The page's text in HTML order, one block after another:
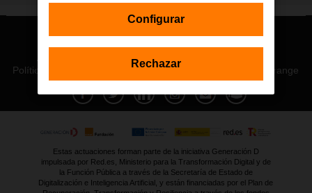
Lectura accesible: Confort+
Política de privacidad
Política de cookies Orange
Estas actuaciones forman parte de la iniciativa Generación D
impulsada por Red.es, Ministerio para la Transformación Digital y de
la Función Pública a través de la Secretaría de Estado de
Digitalización e Inteligencia Artificial, y están financiadas por el Plan de
Configurar
Rechazar